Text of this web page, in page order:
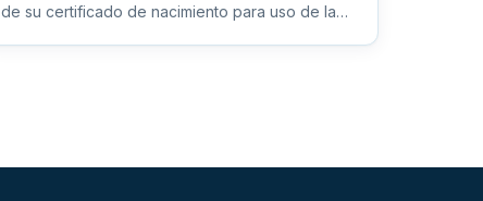
de su certificado de nacimiento para uso de la